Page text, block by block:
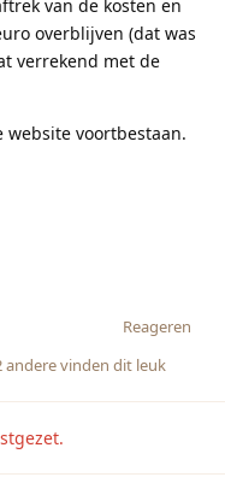
van de kosten en
overblijven (dat was
verrekend met de
voortbestaan.
Reageren
anderevinden dit leuk